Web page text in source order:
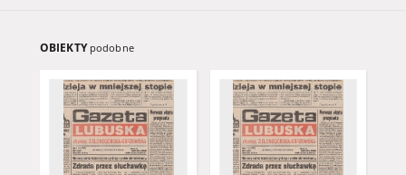
OBIEKTY podobne